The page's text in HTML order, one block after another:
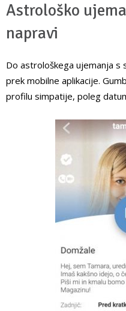
Astrološko
napravi
Do astrološkega ujemanja s
prek mobilne aplikacije.
profilu simpatije, poleg